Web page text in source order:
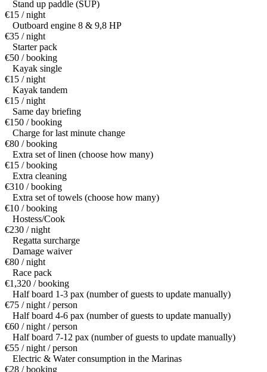
Stand up paddle (SUP)
€15 / night
Outboard engine 8 & 9,8 HP
€35 / night
Starter pack
€50 / booking
Kayak single
€15 / night
Kayak tandem
€15 / night
Same day briefing
€150 / booking
Charge for last minute change
€80 / booking
Extra set of linen (choose how many)
€15 / booking
Extra cleaning
€310 / booking
Extra set of towels (choose how many)
€10 / booking
Hostess/Cook
€230 / night
Regatta surcharge
Damage waiver
€80 / night
Race pack
€1,320 / booking
Half board 1-3 pax (number of guests to update manually)
€75 / night / person
Half board 4-6 pax (number of guests to update manually)
€60 / night / person
Half board 7-12 pax (number of guests to update manually)
€55 / night / person
Electric & Water consumption in the Marinas
€28 / booking